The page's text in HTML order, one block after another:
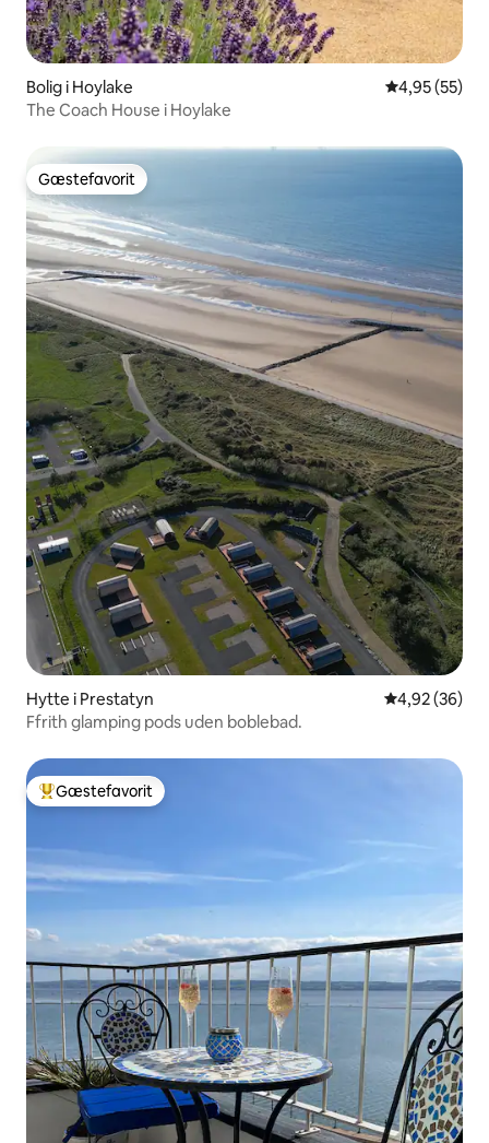
Bolig i Hoylake 4,95 ud af 5 i
4,95 (55)
The Coach House i Hoylake
Gæstefavorit
Gæstefavorit
Hytte i Prestatyn 4,92 ud af 5 i
4,92 (36)
Ffrith glamping pods uden boblebad.
Bedste gæstefavorit
Gæstefavorit